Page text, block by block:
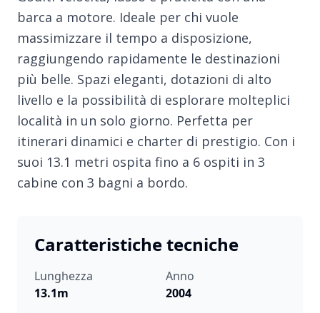
barca a motore. Ideale per chi vuole
massimizzare il tempo a disposizione,
raggiungendo rapidamente le destinazioni
più belle. Spazi eleganti, dotazioni di alto
livello e la possibilità di esplorare molteplici
località in un solo giorno. Perfetta per
itinerari dinamici e charter di prestigio. Con i
suoi 13.1 metri ospita fino a 6 ospiti in 3
cabine con 3 bagni a bordo.
Caratteristiche tecniche
Lunghezza
13.1m
Anno
2004